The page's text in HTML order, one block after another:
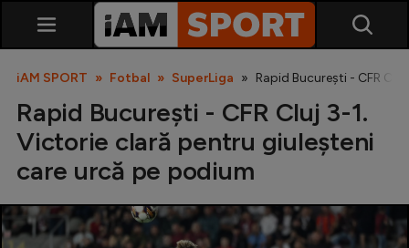
SuperLiga
iAM SPORT Fotbal SuperLiga Rapid București - CFR
Rapid București - CFR Cluj 3-1.
Victorie clară pentru giuleșteni
care urcă pe podium